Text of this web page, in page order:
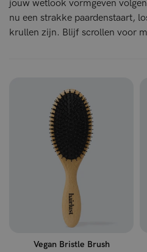
jouw wetlook vormgeven
nu een strakke paardenstaart,
krullen zijn. Blijf scrollen voor
Vegan Bristle Brush